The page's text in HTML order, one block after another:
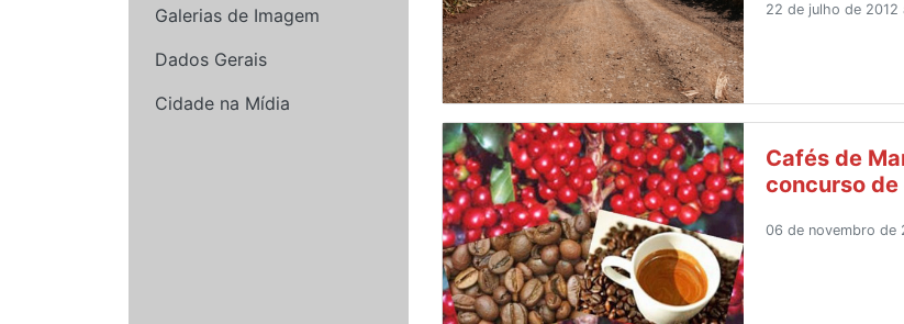
Galerias de Imagem
Dados Gerais
Cidade na Mídia
22 de julho de 2012
Cafés de
concurso
06 de novembro de